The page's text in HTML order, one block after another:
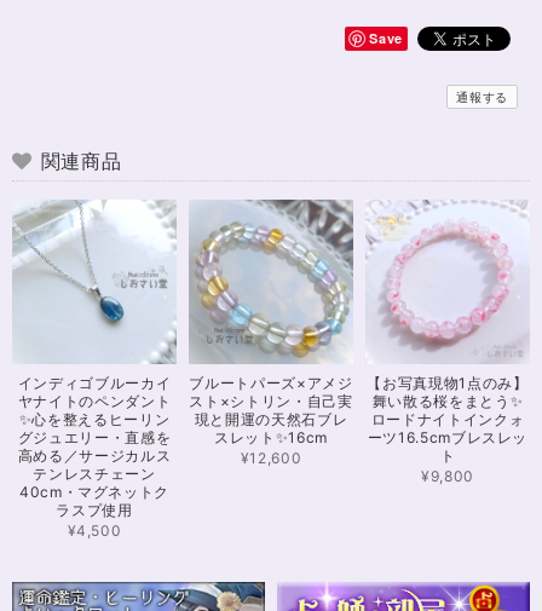
ョンが上がりました！ ラッピングも可愛く、梱包もすごく丁寧で袋を開け
るのが 勿体無いくらいでした！ おまけで付いてきたさざれも可愛くて綺麗
うございました！ また機会があったら利用したいと思います。 この度は本
当にありがとうございました！
※16.5cmオーダー 努力を成功に導く✨ガーネット入りブレスレット15cm
2024/12/18
可愛いお品をありがとうございます。陽に当たるとキラキラして、とても可
愛いです！とくにシトリンの色味がとても気に入りました。まだ、気になる
ブレスレットがたくさんあったので、また購入させていただきたいと思いま
す。また親切で迅速、丁寧な対応をしてくださりありがとうございました。
さざれながら、カイヤナイトのブルーバンドやジラソールアイが見える石も
Save
通報する
関連商品
インディゴブルーカイ
ヤナイトのペンダント
✨心を整えるヒーリン
グジュエリー・直感を
高める／サージカルス
テンレスチェーン
40cm・マグネットク
ラスプ使用
¥4,500
ブルートパーズ×アメジ
スト×シトリン・自己実
現と開運の天然石ブレ
スレット✨16cm
¥12,600
【お写真現物1点のみ】
舞い散る桜をまとう✨
ロードナイトインクォ
ーツ16.5cmブレスレッ
ト
¥9,800